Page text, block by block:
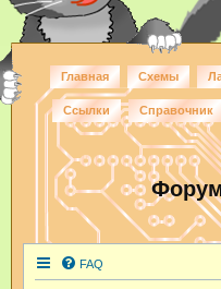
Главная Схемы
Ссылки Справочник
FAQ